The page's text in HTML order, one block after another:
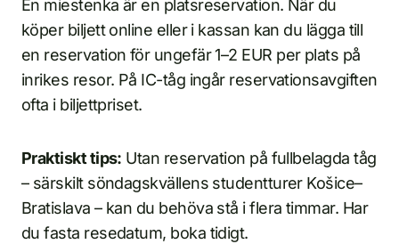
En miestenka är en platsreservation. När du
köper biljett online eller i kassan kan du lägga till
en reservation för ungefär 1–2 EUR per plats på
inrikes resor. På IC-tåg ingår reservationsavgiften
ofta i biljettpriset.
Praktiskt tips: Utan reservation på fullbelagda tåg
– särskilt söndagskvällens studentturer Košice–
Bratislava – kan du behöva stå i flera timmar. Har
du fasta resedatum, boka tidigt.